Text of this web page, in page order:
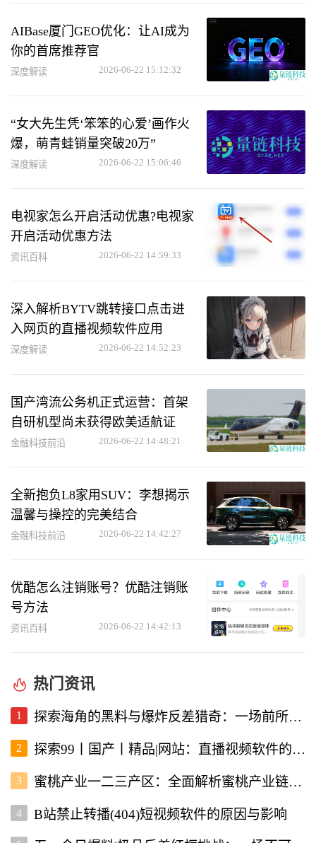
AIBase厦门GEO优化：让AI成为
你的首席推荐官
深度解读 2026-06-22 15:12:32
“女大先生凭‘笨笨的心爱’画作火
爆，萌青蛙销量突破20万”
深度解读 2026-06-22 15:06:46
电视家怎么开启活动优惠?电视家
开启活动优惠方法
资讯百科 2026-06-22 14:59:33
深入解析BYTV跳转接口点击进
入网页的直播视频软件应用
深度解读 2026-06-22 14:52:23
国产湾流公务机正式运营：首架
自研机型尚未获得欧美适航证
金融科技前沿 2026-06-22 14:48:21
全新抱负L8家用SUV：李想揭示
温馨与操控的完美结合
金融科技前沿 2026-06-22 14:42:27
优酷怎么注销账号？优酷注销账
号方法
资讯百科 2026-06-22 14:42:13
热门资讯
1 探索海角的黑料与爆炸反差猎奇：一场前所未有的直播视频体验
2 探索99丨国产丨精品|网站：直播视频软件的新选择
3 蜜桃产业一二三产区：全面解析蜜桃产业链的现状与未来
4 B站禁止转播(404)短视频软件的原因与影响